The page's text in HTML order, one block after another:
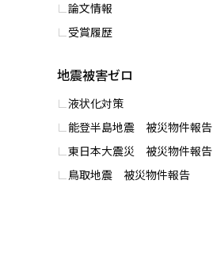
論文情報
受賞履歴
地震被害ゼロ
液状化対策
能登半島地震 被災物件報告
東日本大震災 被災物件報告
鳥取地震 被災物件報告